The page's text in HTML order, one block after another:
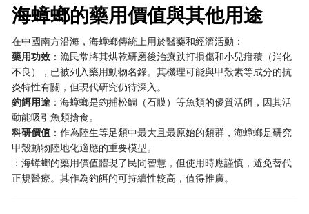
海蟑螂的藥用價值與其他用途
在中國南方沿海，海蟑螂傳統上用於醫藥和經濟活動：
藥用功效 ：漁民常將其烘乾研磨後治療跌打損傷和小兒疳積（消化
不良），已被列入藥用動物名錄。其機理可能與甲殼素等成分的抗
炎特性有關，但現代研究仍待深入。
釣餌用途 ：海蟑螂是釣捕松鯛（石膜）等魚類的優質活餌，因其活
動能吸引魚類搶食。
科研價值 ：作為陸生等足類中最大且最原始的類群，海蟑螂是研究
甲殼動物陸地化適應的重要模型。
：海蟑螂的藥用價值體現了民間智慧，但使用時應謹慎，避免替代
正規醫療。其作為釣餌的可持續性較高，值得推廣。